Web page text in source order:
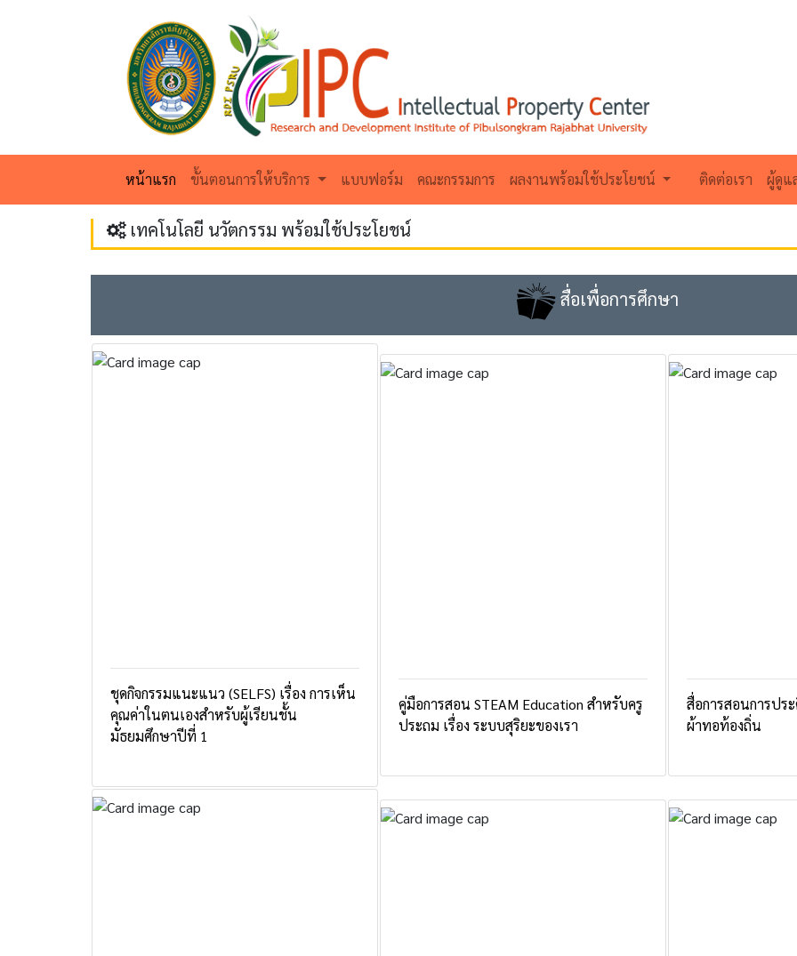
หน้าแรก (current)
ขั้นตอนการให้บริการ แบบฟอร์ม คณะกรรมการ ผลงานพร้อมใช้ประโยชน์ ติดต่อเรา ผู้ดูแ
เทคโนโลยี นวัตกรรม พร้อมใช้ประโยชน์
สื่อเพื่อการศึกษา
ชุดกิจกรรมแนะแนว (SELFS) เรื่อง การเห็น
คุณค่าในตนเองสำหรับผู้เรียนชั้น
มัธยมศึกษาปีที่ 1
คู่มือการสอน STEAM Education สำหรับครู
ประถม เรื่อง ระบบสุริยะของเรา
สื่อการสอนการปร
ผ้าทอท้องถิ่น